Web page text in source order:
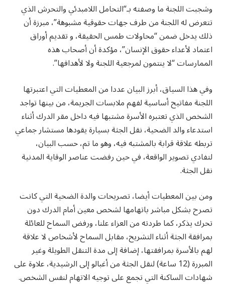
وشجبت اللجنة ما وصفته بـ“التحامل اللامبدئي والتحرش الذي
تتعرض له اللجنة من طرف جهات حقوقية مشبوهة”، مبرزة أن
ذلك يدخل ضمن “محاولات طمس الحقيقة، و تقديم أوراق
اعتماد لأعداء حقوق الإنسان”، مؤكدة أن أصحاب هذه
الممارسات “لا ينتمون لمرجعية اللجنة ولا لأهدافها”.
وفي هذا السياق، أبرز البيان عددا من المعطيات التي اعتبرتها
اللجنة مفاتيح أساسية لفهم ملابسات الجريمة، من بينها تواجد
الشخص الذي تعتبره الأسرة مشتبها فيه داخل مقر الدرك أثناء
استدعاء والد الضحية، نقل الجثة بسيارة يقودها مستشار جماعي
تربطه علاقة قرابة بالمشتبه فيه، وهو ما تم، حسب البيان،
لتفادي تصوير الواقعة، في حين رفضت عناصر الوقاية المدنية
نقل الجثة.
ومن بين المعطيات أيضا، تصريحات والدة الضحية التي كانت
تصرح بشكل مباشر باتهامها لشخص معين أمام الدرك دون
تحرك يذكر، كما طردته من العزاء علنا، ورفض السماح للعائلة
بمرافقة الجثة أثناء التشريح، مقابل السماح لأشخاص لا علاقة
لهم بالأسرة بمرافقتها، إضافة إلى مدة التنقل الطويلة وغير
المبررة (12 ساعة) لنقل الجثة من أغبالو إلى الرشيدية، علاوة على
شهادات الساكنة التي تجمع على توجيه الاتهام لنفس الشخص.